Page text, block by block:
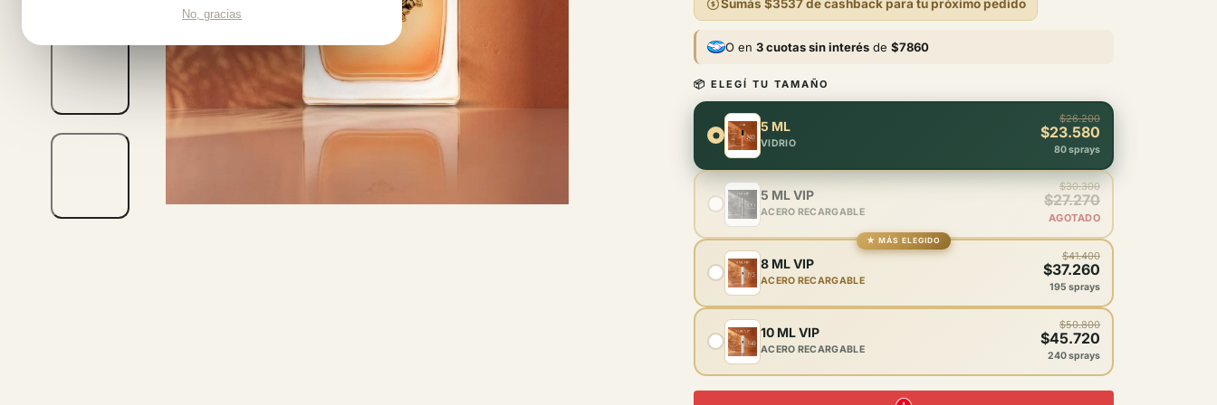
venta
Sumás $3537de cashback para tu próximo pedido
O en 3 cuotas sin interés de $7860
📦 ELEGÍ TU TAMAÑO
5 ML
VIDRIO
$26.200
$23.580
80 sprays
5 ML VIP
ACERO RECARGABLE
$30.300
$27.270
AGOTADO
★ MÁS ELEGIDO
8 ML VIP
ACERO RECARGABLE
$41.400
$37.260
195 sprays
10 ML VIP
ACERO RECARGABLE
$50.800
$45.720
240 sprays
MEDIDA:
No, gracias